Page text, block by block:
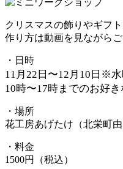
クリスマスの飾りやギフ
作り方は動画を見ながら
・日時
11 月22日〜12月10日※
10時〜17時までのお好き
・場所
花工房あげたけ（北栄町
・料金
1500円（税込）